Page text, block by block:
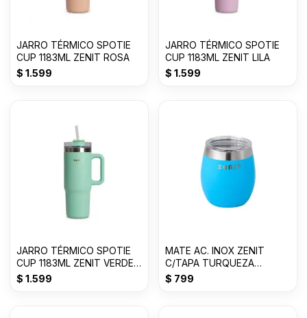
JARRO TÉRMICO SPOTIE
CUP 1183ML ZENIT ROSA
$ 1.599
JARRO TÉRMICO SPOTIE
CUP 1183ML ZENIT LILA
$ 1.599
JARRO TÉRMICO SPOTIE
CUP 1183ML ZENIT VERDE
AGUA
$ 1.599
MATE AC. INOX ZENIT
C/TAPA TURQUEZA
Z10017A
$ 799